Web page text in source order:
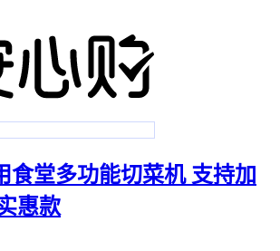
食堂多功能切菜机 支持加
惠款